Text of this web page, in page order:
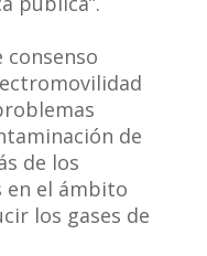
consenso
de
de los
en el ámbito
los gases de